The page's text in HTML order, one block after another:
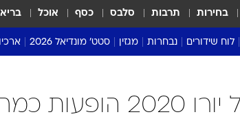
בחירות תרבות סלבס כסף אוכל
לוח שידורים נבחרות מגזין סטט' מונדיאל 2026 ארכיון
כמחליף